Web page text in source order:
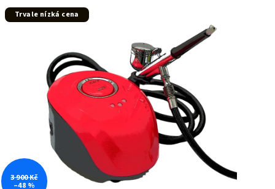
produktu
z
5
hvězdiček.
Trvale nízká cena
3 900 Kč
–48 %